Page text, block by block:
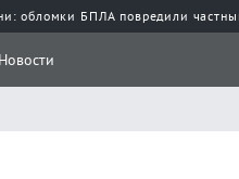
обломки БПЛА повредили
Новости